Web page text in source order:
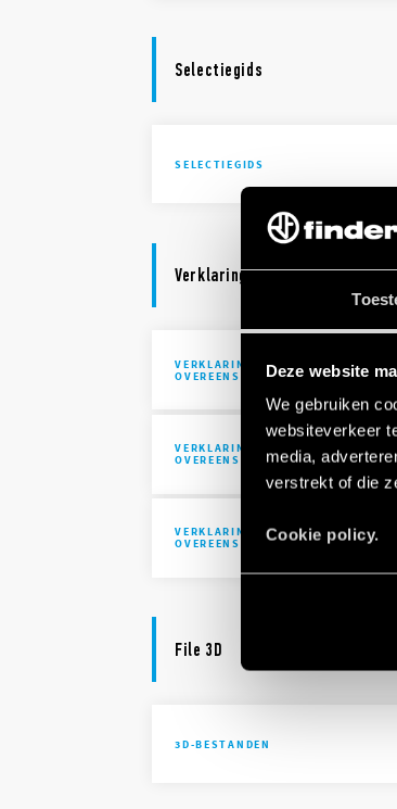
Deze website
We gebruiken
websiteverkeer
media,
verstrekt of die
Cookie policy.
Selectiegids
SELECTIEGIDS
Verklaring van
VERKLARING VAN
OVEREENSTEMMING
VERKLARING VAN
OVEREENSTEMMING UKCA
VERKLARING VAN
OVEREENSTEMMING
File 3D
3D-BESTANDEN